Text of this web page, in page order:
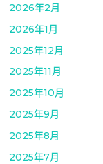
2026年2月
2026年1月
2025年12月
2025年11月
2025年10月
2025年9月
2025年8月
2025年7月